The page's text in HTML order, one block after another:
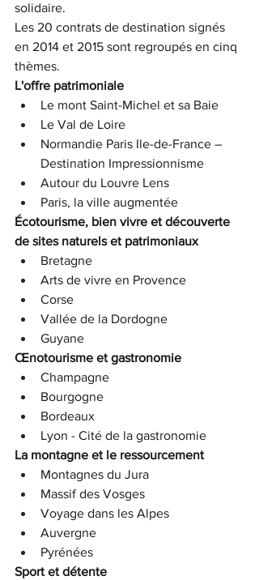
solidaire.
Les 20 contrats de destination signés
en 2014 et 2015 sont regroupés en cinq
thèmes.
L'offre patrimoniale
Le mont Saint-Michel et sa Baie
Le Val de Loire
Normandie Paris Ile-de-France –
Destination Impressionnisme
Autour du Louvre Lens
Paris, la ville augmentée
Écotourisme, bien vivre et découverte
de sites naturels et patrimoniaux
Bretagne
Arts de vivre en Provence
Corse
Vallée de la Dordogne
Guyane
Œnotourisme et gastronomie
Champagne
Bourgogne
Bordeaux
Lyon - Cité de la gastronomie
La montagne et le ressourcement
Montagnes du Jura
Massif des Vosges
Voyage dans les Alpes
Auvergne
Pyrénées
Sport et détente